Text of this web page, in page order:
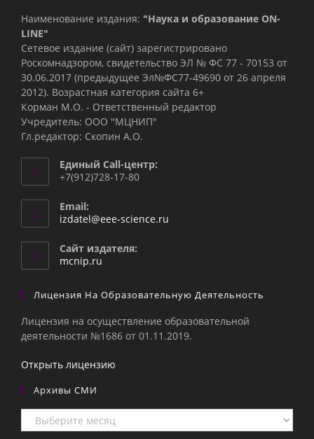
Наименование издания: "Наука и образование ON-
LINE"
Сетевое издание (сайт) зарегистрировано
Роскомнадзором, свидетельство ЭЛ № ФС 77 - 70153 от
30.06.2017 (предыдущее Эл№ФC77-49690 от 26 апреля
2012). Возрастная категория сайта 6+
Корман М.О. - Ответственный редактор
Учредитель: ООО "МЦНИП"
Гл.редактор: Скопин А.О.
Единый Call-центр:
+7(912)728-17-80
Email:
izdatel@eee-science.ru
Сайт издателя:
mcnip.ru
Лицензия На Образовательную Деятельность
Лицензия на осуществление образовательной
деятельности №1686 от 01.11.2019.
Открыть лицензию
Архивы СМИ
Архивы
СМИ